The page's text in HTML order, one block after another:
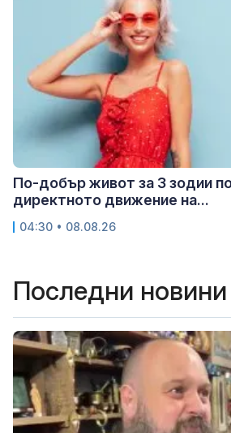
По-добър живот за 3 зодии
директното движение на...
04:30 • 08.08.26
Последни новини